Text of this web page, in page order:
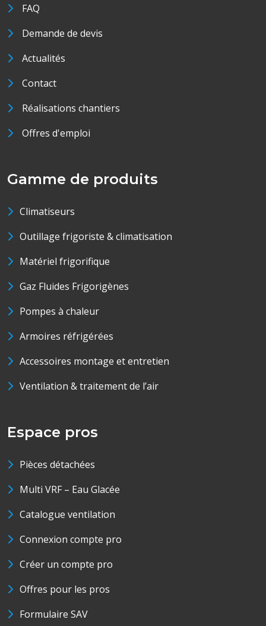
FAQ
Demande de devis
Actualités
Contact
Réalisations chantiers
Offres d'emploi
Gamme de produits
Climatiseurs
Outillage frigoriste & climatisation
Matériel frigorifique
Gaz Fluides Frigorigènes
Pompes à chaleur
Armoires réfrigérées
Accessoires montage et entretien
Ventilation & traitement de l’air
Espace pros
Pièces détachées
Multi VRF – Eau Glacée
Catalogue ventilation
Connexion compte pro
Créer un compte pro
Offres pour les pros
Formulaire SAV